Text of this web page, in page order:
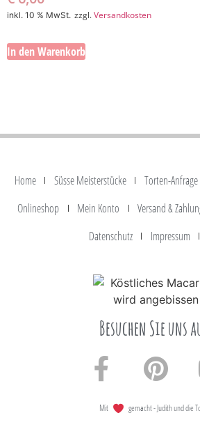
inkl. 10 % MwSt. zzgl.Versandkosten
In den Warenkorb
Home Süsse Meisterstücke Torten-Anfrage
Onlineshop
Mein Konto Versand &
Datenschutz
Impressum
Besuchen Sie uns
Mit gemacht - Judith und die